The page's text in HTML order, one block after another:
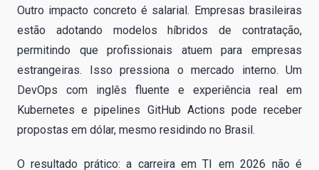
Outro impacto concreto é salarial. Empresas brasileiras
estão adotando modelos híbridos de contratação,
permitindo que profissionais atuem para empresas
estrangeiras. Isso pressiona o mercado interno. Um
DevOps com inglês fluente e experiência real em
Kubernetes e pipelines GitHub Actions pode receber
propostas em dólar, mesmo residindo no Brasil.
O resultado prático: a carreira em TI em 2026 não é